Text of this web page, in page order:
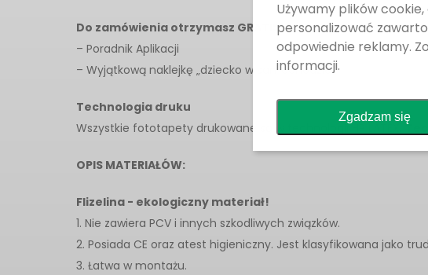
Do zamówienia otrzymasz GRATIS:
– Poradnik Aplikacji
– Wyjątkową naklejkę „dziecko w samochodzie”
Technologia druku
Wszystkie fototapety drukowane są w technologii HP LATEX.
OPIS MATERIAŁÓW:
Flizelina - ekologiczny materiał!
1. Nie zawiera PCV i innych szkodliwych związków.
2. Posiada CE oraz atest higieniczny. Jest klasyfikowana jako
3. Łatwa w montażu.
Używamy plików
personalizować
odpowiednie reklamy.
informacji.
Zgadzam się